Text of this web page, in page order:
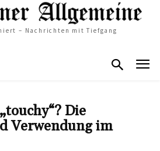
– Nachrichten mit Tiefgang
Die
Verwendung im